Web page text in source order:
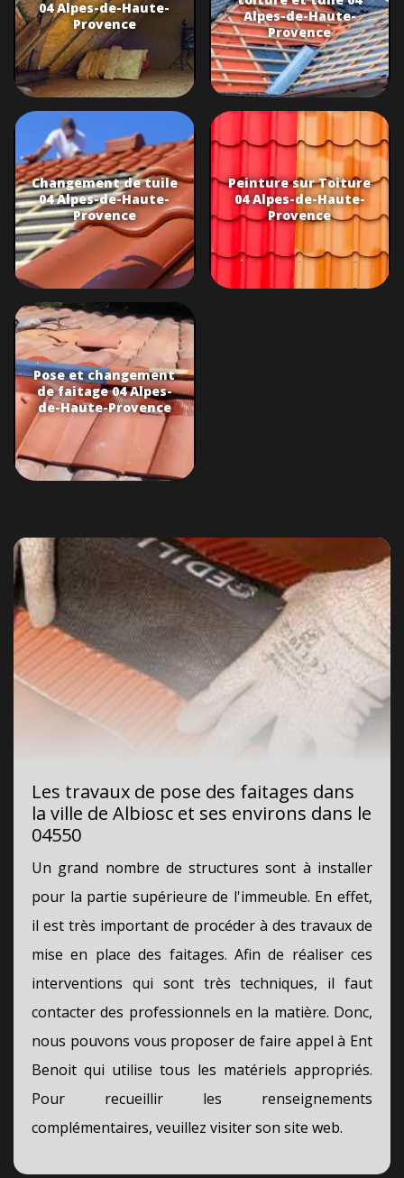
04 Alpes-de-Haute-
Provence
Alpes-de-Haute-
Provence
Changement de tuile
04 Alpes-de-Haute-
Provence
Peinture sur Toiture
04 Alpes-de-Haute-
Provence
Pose et changement
de faitage 04 Alpes-
de-Haute-Provence
Les travaux de pose des faitages dans
la ville de Albiosc et ses environs dans le
04550
Un grand nombre de structures sont à installer
pour la partie supérieure de l'immeuble. En effet,
il est très important de procéder à des travaux de
mise en place des faitages. Afin de réaliser ces
interventions qui sont très techniques, il faut
contacter des professionnels en la matière. Donc,
nous pouvons vous proposer de faire appel à Ent
Benoit qui utilise tous les matériels appropriés.
Pour recueillir les renseignements
complémentaires, veuillez visiter son site web.